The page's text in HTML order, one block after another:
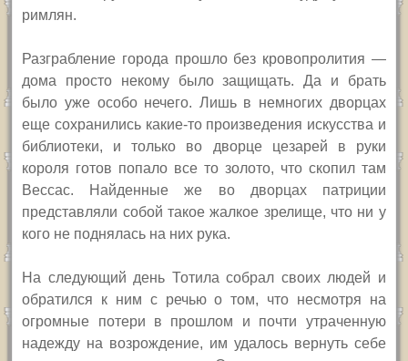
римлян.
Разграбление города прошло без кровопролития —
дома просто некому было защищать. Да и брать
было уже особо нечего. Лишь в немногих дворцах
еще сохранились какие-то произведения искусства и
библиотеки, и только во дворце цезарей в руки
короля готов попало все то золото, что скопил там
Вессас. Найденные же во дворцах патриции
представляли собой такое жалкое зрелище, что ни у
кого не поднялась на них рука.
На следующий день Тотила собрал своих людей и
обратился к ним с речью о том, что несмотря на
огромные потери в прошлом и почти утраченную
надежду на возрождение, им удалось вернуть себе